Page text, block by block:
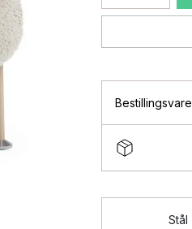
Bestillingsvare
Stål